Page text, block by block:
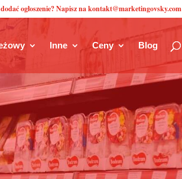
ogłoszenie? Napisz na kontakt@marketingovsky.com
Inne Ceny Blog